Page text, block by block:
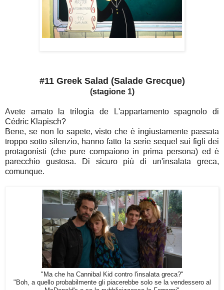
#11 Greek Salad (Salade Grecque)
(stagione 1)
Avete amato la trilogia de L'appartamento spagnolo di
Cédric Klapisch?
Bene, se non lo sapete, visto che è ingiustamente passata
troppo sotto silenzio, hanno fatto la serie sequel sui figli dei
protagonisti (che pure compaiono in prima persona) ed è
parecchio gustosa. Di sicuro più di un'insalata greca,
comunque.
"Ma che ha Cannibal Kid contro l'insalata greca?"
"Boh, a quello probabilmente gli piacerebbe solo se la vendessero al